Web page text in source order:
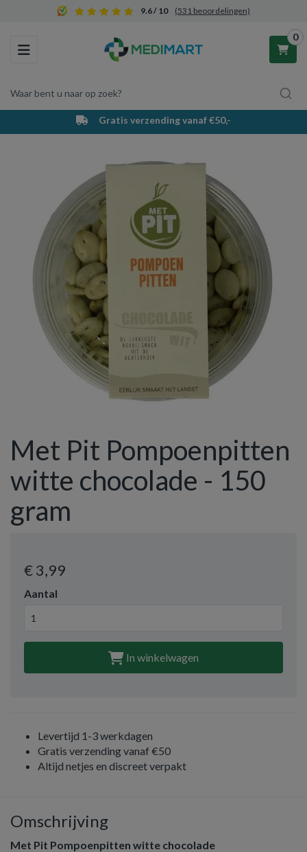
9.6 / 10 (531 beoordelingen)
Toggle navigation
Waar bent u naar op zoek?
0
Winkelwagen
Uw winkelwagen is leeg.
Vul hem met producten.
Gratis verzending vanaf €50,-
Met Pit Pompoenpitten
witte chocolade - 150
gram
€ 3,99
Aantal
In winkelwagen
Levertijd 1-3 werkdagen
Gratis verzending vanaf €50
Altijd netjes en discreet verpakt
Omschrijving
Met Pit Pompoenpitten witte chocolade